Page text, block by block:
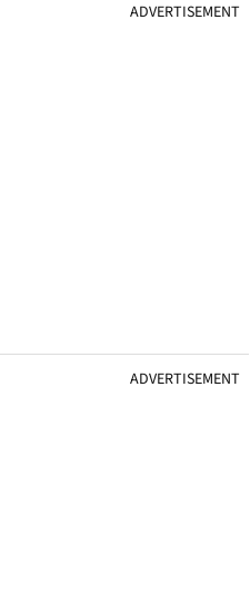
ADVERTISEMENT
ADVERTISEMENT